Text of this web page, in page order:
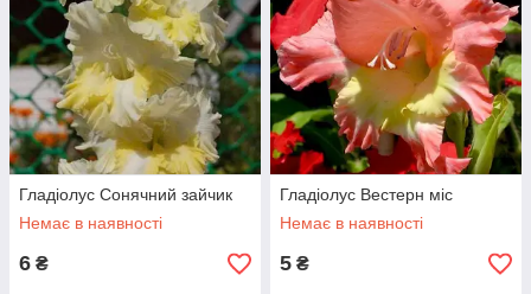
Гладіолус Сонячний зайчик
Немає в наявності
6 ₴
Гладіолус Вестерн міс
Немає в наявності
5 ₴